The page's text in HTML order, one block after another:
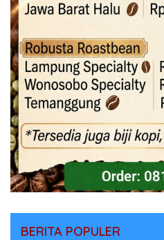
BERITA POPULER